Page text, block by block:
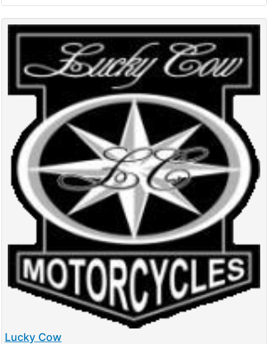
Lucky Cow